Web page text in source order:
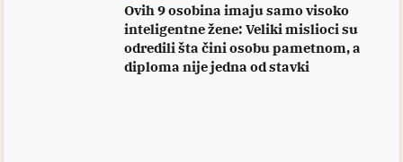
Ovih 9 osobina imaju samo visoko
inteligentne žene: Veliki mislioci su
odredili šta čini osobu pametnom, a
diploma nije jedna od stavki